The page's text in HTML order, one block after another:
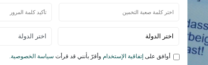
أوافق على إتفاقية الإستخدام وأقرّ بأنني قد قرأت سياسة الخصوصية.